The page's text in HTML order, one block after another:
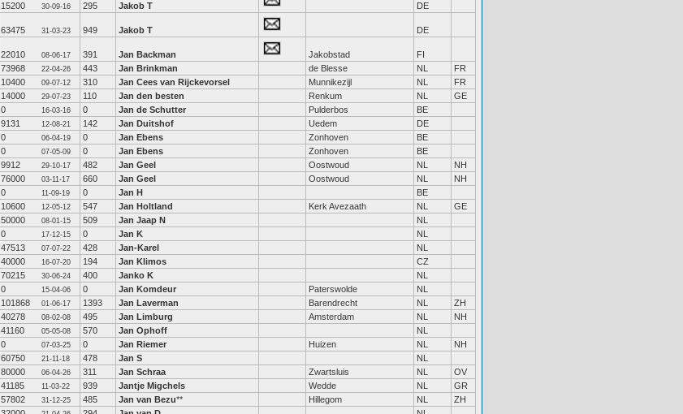
15200 30-09-16 295 Jakob T DE
63475 31-03-23 949 Jakob T DE
22010 08-06-17 391 Jan Backman Jakobstad
FI
73968 22-04-26 443 Jan Brinkman de Blesse NL
FR
10400 09-07-12 310 Jan Cees van Rijckevorsel Munnikezijl NL
FR
14000 29-07-23 110 Jan den besten Renkum NL
GE
0 16-03-16 0 Jan de Schutter Pulderbos
BE
9131 12-08-21 142 Jan Duitshof Uedem
DE
0 06-04-19 0 Jan Ebens Zonhoven
BE
0 07-05-09 0 Jan Ebens Zonhoven
BE
9912 29-10-17 482 Jan Geel Oostwoud NL
NH
76000 03-11-17 660 Jan Geel Oostwoud NL
NH
0 11-09-19 0 Jan H
BE
10600 12-05-12 547 Jan Holtland Kerk Avezaath NL
GE
50000 08-01-15 509 Jan Jaap N
NL
0 17-12-15 0 Jan K
NL
47513 07-07-22 428 Jan-Karel
NL
40000 16-07-20 194 Jan Klimos
CZ
70215 30-06-24 400 Janko K
NL
0 15-04-06 0 Jan Komdeur Paterswolde
NL
101868 01-06-17 1393 Jan Laverman Barendrecht NL
ZH
40278 08-02-08 495 Jan Limburg Amsterdam NL
NH
41160 05-05-08 570 Jan Ophoff
NL
0 07-03-25 0 Jan Riemer Huizen NL
NH
60750 21-11-18 478 Jan S
NL
80000 06-04-26 311 Jan Schraa Zwartsluis NL
OV
41185 11-03-22 939 Jantje Migchels Wedde NL
GR
57802 31-12-25 485 Jan van Bezu** Hillegom NL
ZH